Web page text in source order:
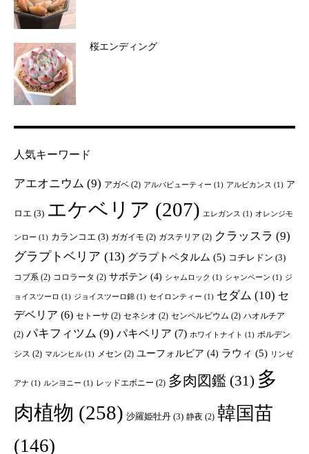
桜エンディング
人気キーワード
アエオニウム (9) アガベ (2) アルバビューティー (1) アルビカンス (1) ア
ロエ (3) エケベリア (207) エレガンス (1) オレンジモ
ンロー (1) カランコエ (3) ガガイモ (2) ガステリア (2) クラッスラ (9)
グラプトベリア (13) グラプトペタルム (5) コチレドン (3)
コブ系 (2) コロラータ (2) サボテン (4) シャムロック (1) シャンペーン (1) ジ
ョイスツーロ (1) ジョイスツーロ錦 (1) セイロンティー (1) セダム (10) セ
デベリア (6) セトーサ (2) セネシオ (2) センペルビウム (2) ハオルチア
(2) パキフィツム (9) パキベリア (7) ホワイトナイト (1) ポルデン
シス (2) マルンヒル (1) メセン (2) ユーフォルビア (4) ラウィ (5) リンゼ
アナ (1) ルンヨニー (1) レッドエボニー (2) 多肉図鑑 (31) 多
肉植物 (258) 沙羅姫牡丹 (3) 静夜 (2) 韓国苗
(146)